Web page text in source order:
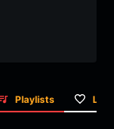
Playlists